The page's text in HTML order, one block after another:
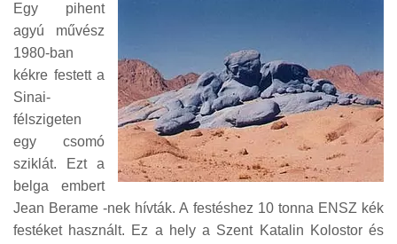
Egy pihent
agyú művész
1980-ban
kékre festett a
Sinai-
félszigeten
egy csomó
sziklát. Ezt a
belga embert
Jean Berame -nek hívták. A festéshez 10 tonna ENSZ kék
festéket használt. Ez a hely a Szent Katalin Kolostor és